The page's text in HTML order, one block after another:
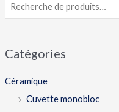
Catégories
Céramique
Cuvette monobloc